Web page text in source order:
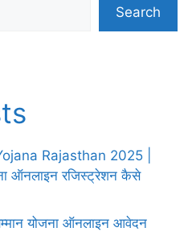
Search
Rajasthan 2025 |
ऑनलाइन रजिस्ट्रेशन कैसे
योजना ऑनलाइन आवेदन